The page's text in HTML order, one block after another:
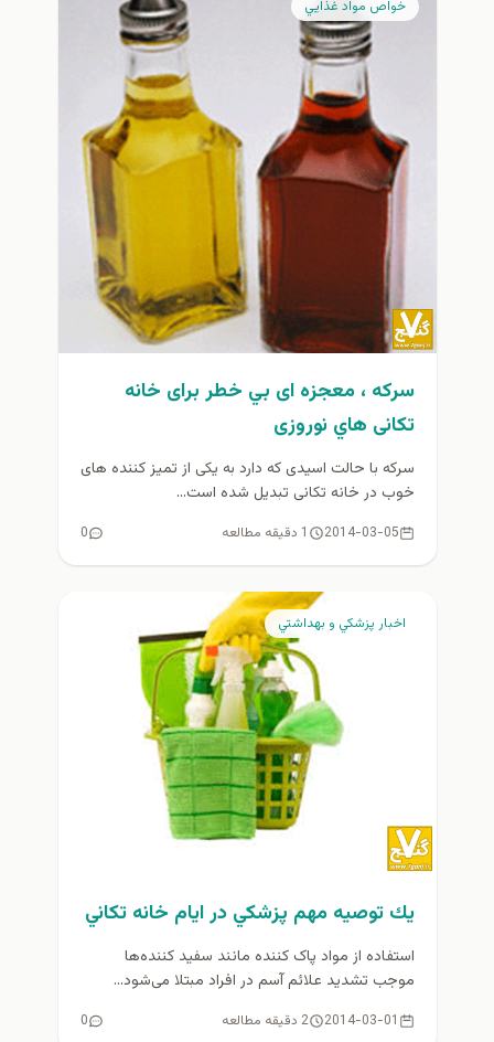
خواص مواد غذايي
سرکه ، معجزه ای بي خطر برای خانه
تکانی هاي نوروزی
سرکه با حالت اسیدی که دارد به یکی از تمیز کننده های
خوب در خانه تکانی تبدیل شده است...
2014-03-05 1 دقیقه مطالعه 0
اخبار پزشكي و بهداشتي
يك توصيه مهم پزشكي در ايام خانه تكاني
استفاده از مواد پاک کننده مانند سفید کننده‌ها
موجب تشدید علائم آسم در افراد مبتلا می‌شود...
2014-03-01 2 دقیقه مطالعه 0